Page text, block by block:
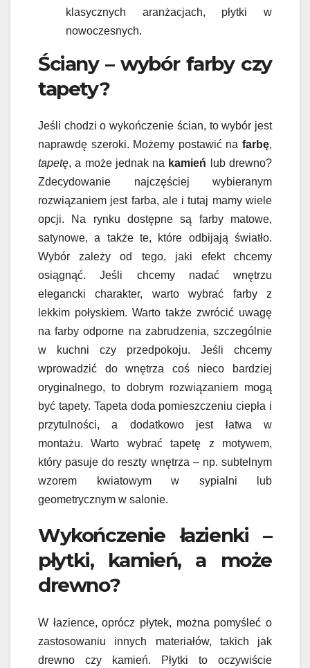
klasycznych aranżacjach, płytki w
nowoczesnych.
Ściany – wybór farby czy
tapety?
Jeśli chodzi o wykończenie ścian, to wybór jest
naprawdę szeroki. Możemy postawić na farbę,
tapetę, a może jednak na kamień lub drewno?
Zdecydowanie najczęściej wybieranym
rozwiązaniem jest farba, ale i tutaj mamy wiele
opcji. Na rynku dostępne są farby matowe,
satynowe, a także te, które odbijają światło.
Wybór zależy od tego, jaki efekt chcemy
osiągnąć. Jeśli chcemy nadać wnętrzu
elegancki charakter, warto wybrać farby z
lekkim połyskiem. Warto także zwrócić uwagę
na farby odporne na zabrudzenia, szczególnie
w kuchni czy przedpokoju. Jeśli chcemy
wprowadzić do wnętrza coś nieco bardziej
oryginalnego, to dobrym rozwiązaniem mogą
być tapety. Tapeta doda pomieszczeniu ciepła i
przytulności, a dodatkowo jest łatwa w
montażu. Warto wybrać tapetę z motywem,
który pasuje do reszty wnętrza – np. subtelnym
wzorem kwiatowym w sypialni lub
geometrycznym w salonie.
Wykończenie łazienki –
płytki, kamień, a może
drewno?
W łazience, oprócz płytek, można pomyśleć o
zastosowaniu innych materiałów, takich jak
drewno czy kamień. Płytki to oczywiście